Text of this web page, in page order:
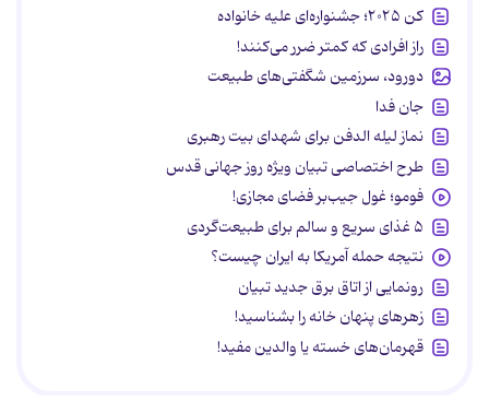
کن ۲۰۲۵؛ جشنواره‌ای علیه خانواده
راز افرادی که کمتر ضرر می‌کنند!
دورود، سرزمین شگفتی‌های طبیعت
جان فدا
نماز لیله الدفن برای شهدای بیت رهبری
طرح اختصاصی تبیان ویژه روز جهانی قدس
فومو؛ غول جیب‌بر فضای مجازی!
۵ غذای سریع و سالم برای طبیعت‌گردی
نتیجه حمله آمریکا به ایران چیست؟
رونمایی از اتاق برق جدید تبیان
زهرهای پنهان خانه را بشناسید!
قهرمان‌های خسته یا والدین مفید!